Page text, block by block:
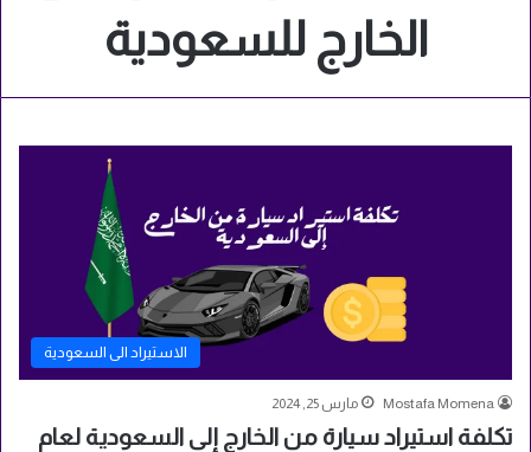
الخارج للسعودية
الاستيراد الى السعودية
Mostafa Momena مارس 25, 2024
تكلفة استيراد سيارة من الخارج إلى السعودية لعام